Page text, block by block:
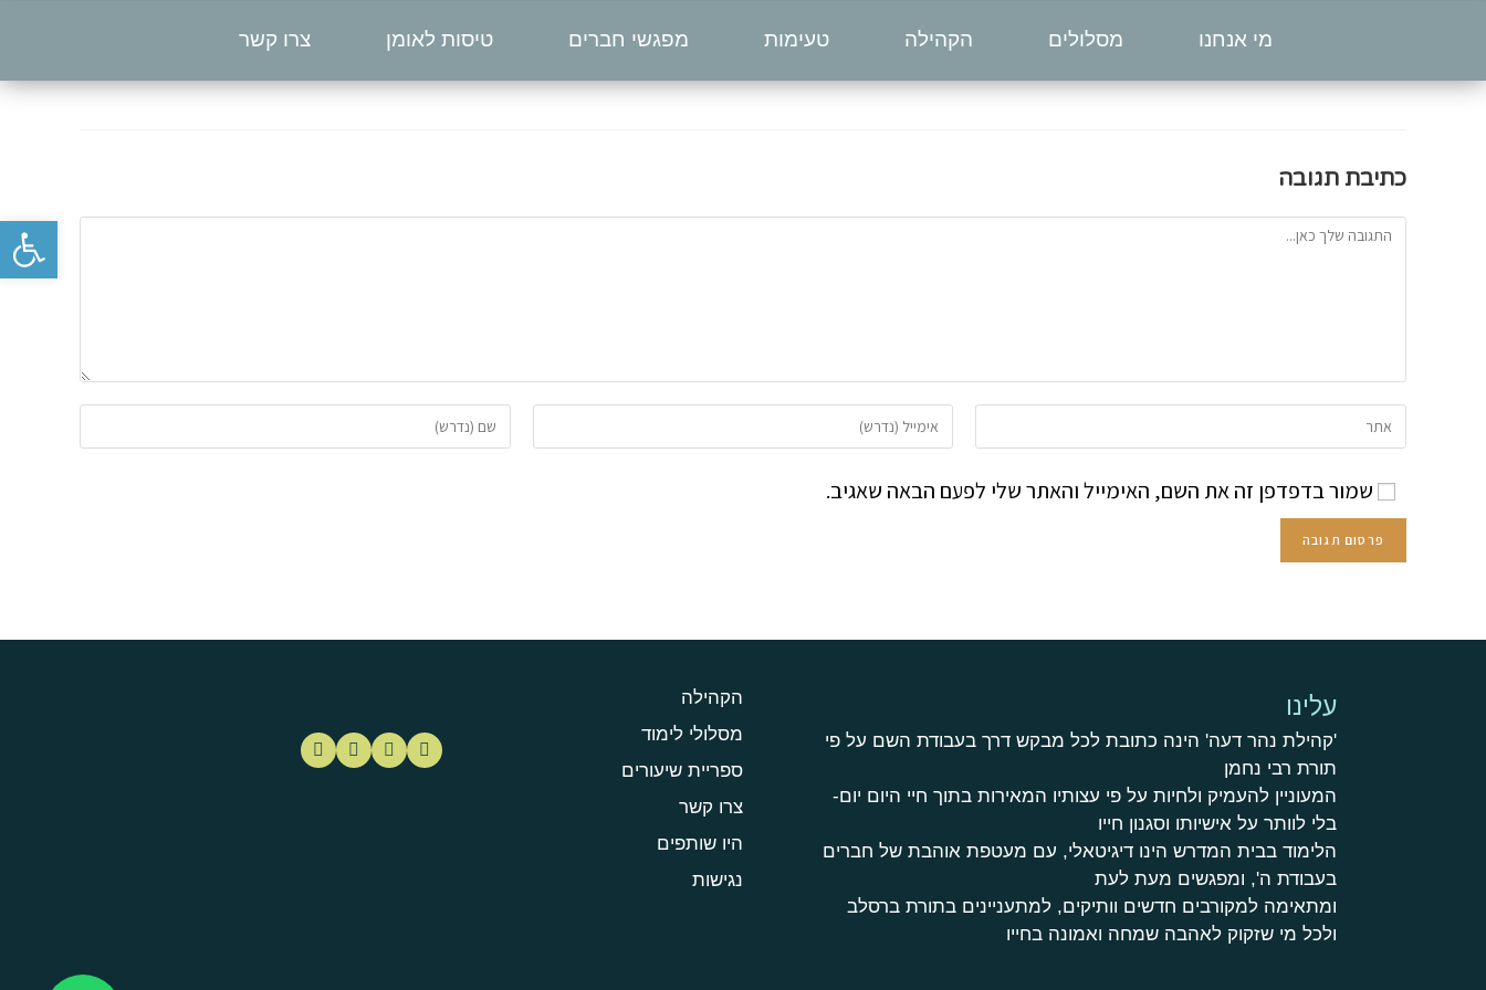
מי אנחנו מסלולים הקהילה טעימות מפגשי חברים טיסות לאומן צרו קשר
כתיבת תגובה
שמור בדפדפן זה את השם, האימייל והאתר שלי לפעם הבאה שאגיב.
עלינו
'קהילת נהר דעה' הינה כתובת לכל מבקש דרך בעבודת השם על פי
תורת רבי נחמן
המעוניין להעמיק ולחיות על פי עצותיו המאירות בתוך חיי היום יום-
בלי לוותר על אישיותו וסגנון חייו
הלימוד בבית המדרש הינו דיגיטאלי, עם מעטפת אוהבת של חברים
בעבודת ה', ומפגשים מעת לעת
ומתאימה למקורבים חדשים וותיקים, למתעניינים בתורת ברסלב
ולכל מי שזקוק לאהבה שמחה ואמונה בחייו
הקהילה
מסלולי לימוד
ספריית שיעורים
צרו קשר
היו שותפים
נגישות
פתח סרגל נגישות